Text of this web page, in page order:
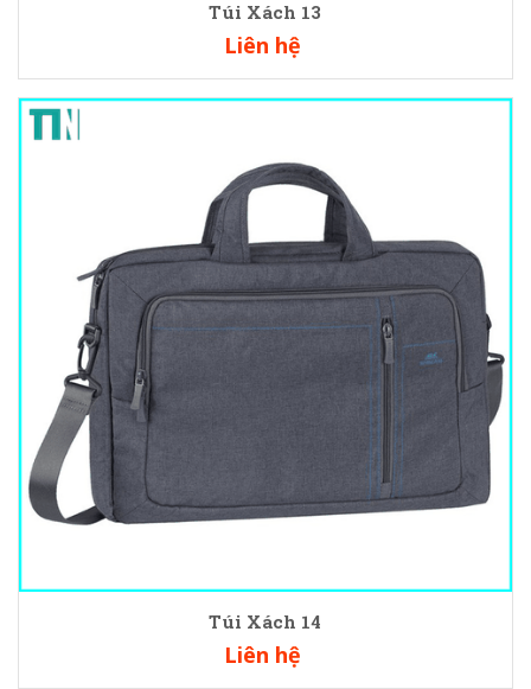
Túi Xách 13
Liên hệ
Túi Xách 14
Liên hệ